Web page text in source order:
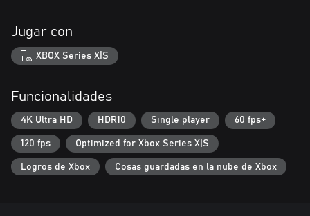
Jugar con
XBOX Series X|S
Funcionalidades
4K Ultra HD HDR10 Single player 60 fps+
120 fps Optimized for Xbox Series X|S
Logros de Xbox Cosas guardadas en la nube de Xbox